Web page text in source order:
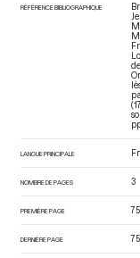
RÉFÉRENCE BIBLIOGRAPHIQUE
LANGUE PRINCIPALE
NOMBRE DE PAGES 3
PREMIÈRE PAGE
DERNIÈRE PAGE